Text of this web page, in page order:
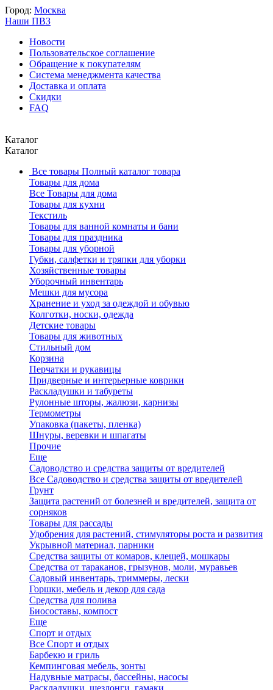
Город: Москва
Наши ПВЗ
Новости
Пользовательское соглашение
Обращение к покупателям
Система менеджмента качества
Доставка и оплата
Скидки
FAQ
Каталог
Каталог
Все товары Полный каталог товара
Товары для дома
Все Товары для дома
Товары для кухни
Текстиль
Товары для ванной комнаты и бани
Товары для праздника
Товары для уборной
Губки, салфетки и тряпки для уборки
Хозяйственные товары
Уборочный инвентарь
Мешки для мусора
Хранение и уход за одеждой и обувью
Колготки, носки, одежда
Детские товары
Товары для животных
Стильный дом
Корзина
Перчатки и рукавицы
Придверные и интерьерные коврики
Раскладушки и табуреты
Рулонные шторы, жалюзи, карнизы
Термометры
Упаковка (пакеты, пленка)
Шнуры, веревки и шпагаты
Прочие
Еще
Садоводство и средства защиты от вредителей
Все Садоводство и средства защиты от вредителей
Грунт
Защита растений от болезней и вредителей, защита от
сорняков
Товары для рассады
Удобрения для растений, стимуляторы роста и развития
Укрывной материал, парники
Средства защиты от комаров, клещей, мошкары
Средства от тараканов, грызунов, моли, муравьев
Садовый инвентарь, триммеры, лески
Горшки, мебель и декор для сада
Средства для полива
Биосоставы, компост
Еще
Спорт и отдых
Все Спорт и отдых
Барбекю и гриль
Кемпинговая мебель, зонты
Надувные матрасы, бассейны, насосы
Раскладушки, шезлонги, гамаки